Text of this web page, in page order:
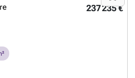
237 235 €